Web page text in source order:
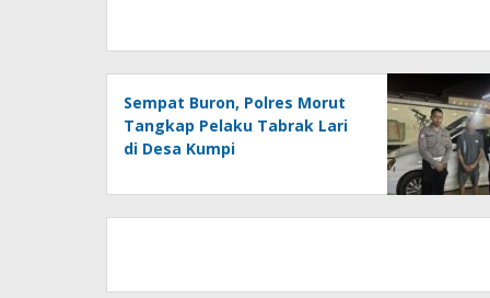
Sempat Buron, Polres Morut
Tangkap Pelaku Tabrak Lari
di Desa Kumpi